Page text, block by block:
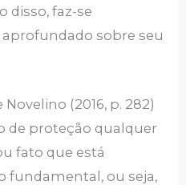
disso, faz-se
sobre seu
(2016, p. 282)
de proteção qualquer
fato que está
fundamental, ou seja,